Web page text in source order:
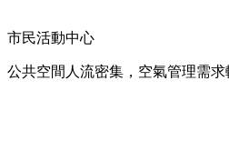
市民活動中心
公共空間人流密集，空氣管理需求